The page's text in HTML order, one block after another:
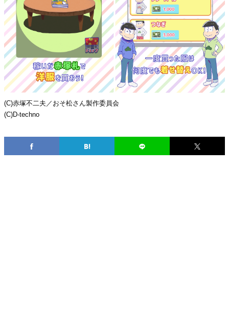
(C)赤塚不二夫／おそ松さん製作委員会
(C)D-techno